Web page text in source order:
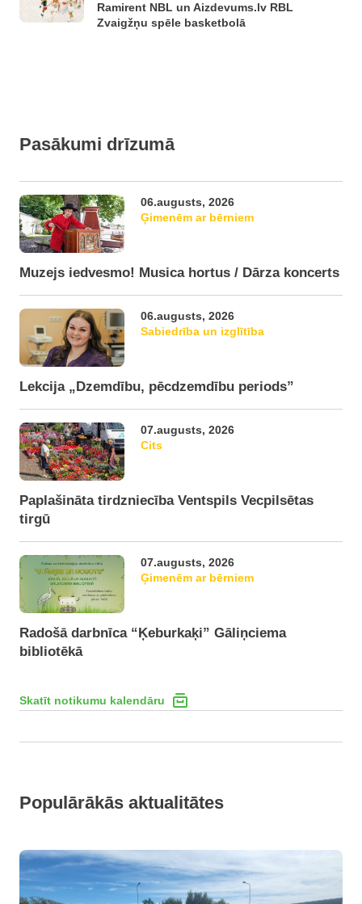
Ramirent NBL un Aizdevums.lv RBL
Zvaigžņu spēle basketbolā
Pasākumi drīzumā
06.augusts, 2026
Ģimenēm ar bērniem
Muzejs iedvesmo! Musica hortus / Dārza koncerts
06.augusts, 2026
Sabiedrība un izglītība
Lekcija „Dzemdību, pēcdzemdību periods”
07.augusts, 2026
Cits
Paplašināta tirdzniecība Ventspils Vecpilsētas
tirgū
07.augusts, 2026
Ģimenēm ar bērniem
Radošā darbnīca “Ķeburkaķi” Gāliņciema
bibliotēkā
Skatīt notikumu kalendāru
Populārākās aktualitātes